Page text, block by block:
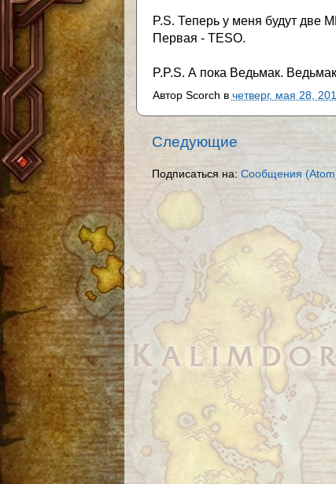
P.S. Теперь у меня будут две
Первая - TESO.
P.P.S. А пока Ведьмак.
Автор Scorch в четверг, мая 28,
Следующие
Подписаться на: Сообщения